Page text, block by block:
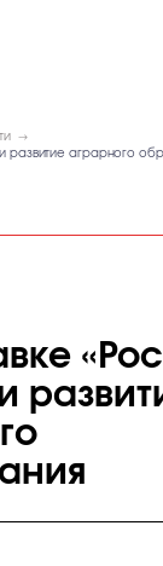
развитие аграрного